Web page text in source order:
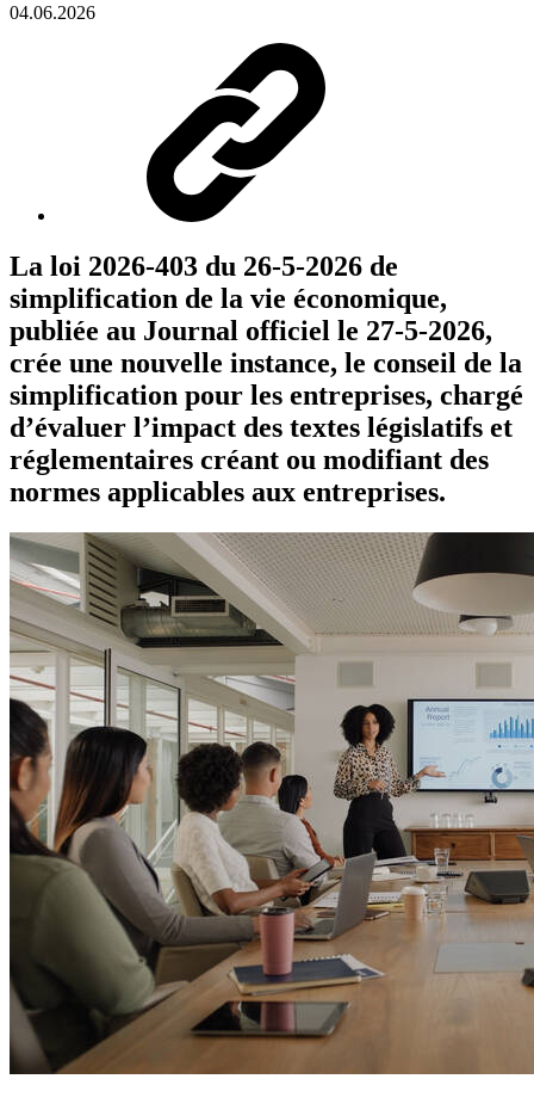
04.06.2026
La loi 2026-403 du 26-5-2026 de
simplification de la vie économique,
publiée au Journal officiel le 27-5-2026,
crée une nouvelle instance, le conseil de la
simplification pour les entreprises, chargé
d’évaluer l’impact des textes législatifs et
réglementaires créant ou modifiant des
normes applicables aux entreprises.